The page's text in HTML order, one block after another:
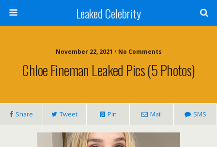
Leaked Celebrity
November 22, 2021 • No Comments
Chloe Fineman Leaked Pics (5 Photos)
Share Tweet Pin Mail SMS